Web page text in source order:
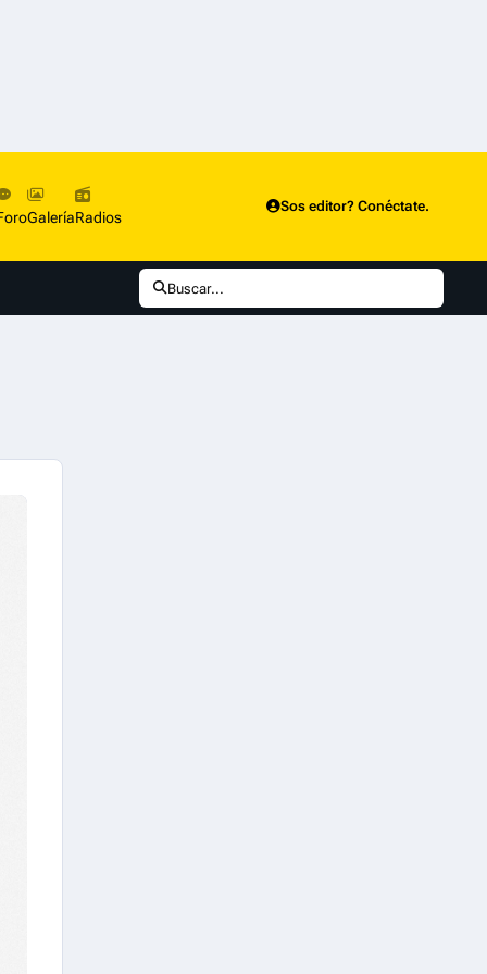
GaleríaRadios
Sos editor? Conéctate.
Buscar...